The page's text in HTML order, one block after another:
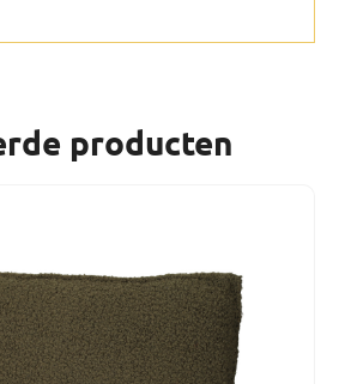
producten